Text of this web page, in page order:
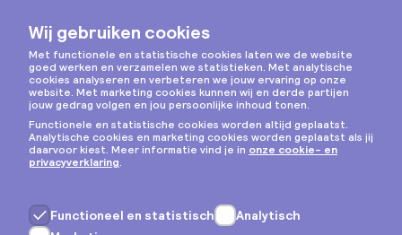
Instagram
Privacy & cookies
Algemene voorwaarden